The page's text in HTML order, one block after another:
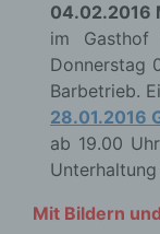
04.02.2016
im Gasthof
Donnerstag
Barbetrieb.
28.01.2016
ab 19.00
Mit Bildern